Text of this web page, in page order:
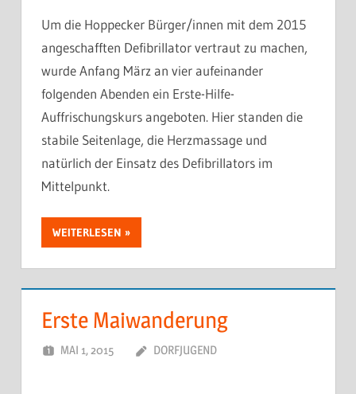
Um die Hoppecker Bürger/innen mit dem 2015
angeschafften Defibrillator vertraut zu machen,
wurde Anfang März an vier aufeinander
folgenden Abenden ein Erste-Hilfe-
Auffrischungskurs angeboten. Hier standen die
stabile Seitenlage, die Herzmassage und
natürlich der Einsatz des Defibrillators im
Mittelpunkt.
WEITERLESEN
Erste Maiwanderung
MAI 1, 2015 DORFJUGEND